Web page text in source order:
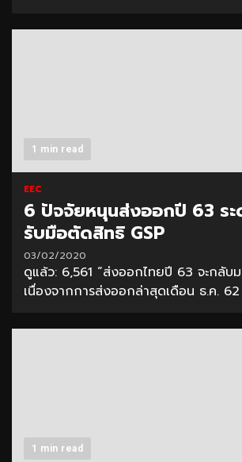
1 min read
EEC
6 ปัจจัยหนุนส่งออกปี 63 ร
รับมือตัดสิทธิ GSP
03/02/2020
ดูแล้ว: 6,561 “ส่งออกไทยปี 63 จะกลับ
เนื่องจากการส่งออกล่าสุดเดือน ธ.ค.
1 min read